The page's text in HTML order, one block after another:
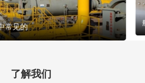
常见的
了解我们